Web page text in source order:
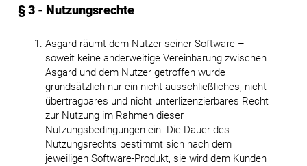
§ 3 - Nutzungsrechte
Asgard räumt dem Nutzer seiner Software –
soweit keine anderweitige Vereinbarung zwischen
Asgard und dem Nutzer getroffen wurde –
grundsätzlich nur ein nicht ausschließliches, nicht
übertragbares und nicht unterlizenzierbares Recht
zur Nutzung im Rahmen dieser
Nutzungsbedingungen ein. Die Dauer des
Nutzungsrechts bestimmt sich nach dem
jeweiligen Software-Produkt, sie wird dem Kunden